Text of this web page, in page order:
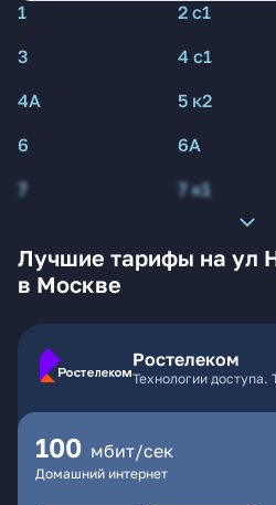
1 2 с1
3
4 с1
4А
5 к2
6
6А
7
7 к1
Лучшие тарифы на ул
в Москве
Ростелеком
Технологии доступа.
100 мбит/сек
Домашний интернет